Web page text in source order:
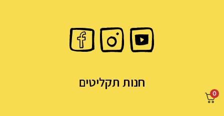
חנות תקליטים
0